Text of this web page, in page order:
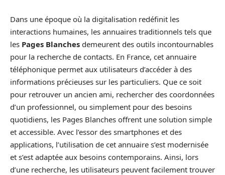
Dans une époque où la digitalisation redéfinit les
interactions humaines, les annuaires traditionnels tels que
les Pages Blanches demeurent des outils incontournables
pour la recherche de contacts. En France, cet annuaire
téléphonique permet aux utilisateurs d’accéder à des
informations précieuses sur les particuliers. Que ce soit
pour retrouver un ancien ami, rechercher des coordonnées
d’un professionnel, ou simplement pour des besoins
quotidiens, les Pages Blanches offrent une solution simple
et accessible. Avec l’essor des smartphones et des
applications, l’utilisation de cet annuaire s’est modernisée
et s’est adaptée aux besoins contemporains. Ainsi, lors
d’une recherche, les utilisateurs peuvent facilement trouver